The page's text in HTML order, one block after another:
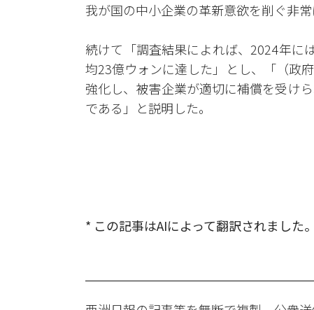
我が国の中小企業の革新意欲を削ぐ非
続けて「調査結果によれば、2024年に
均23億ウォンに達した」とし、「（政
強化し、被害企業が適切に補償を受け
である」と説明した。
* この記事はAIによって翻訳されました。